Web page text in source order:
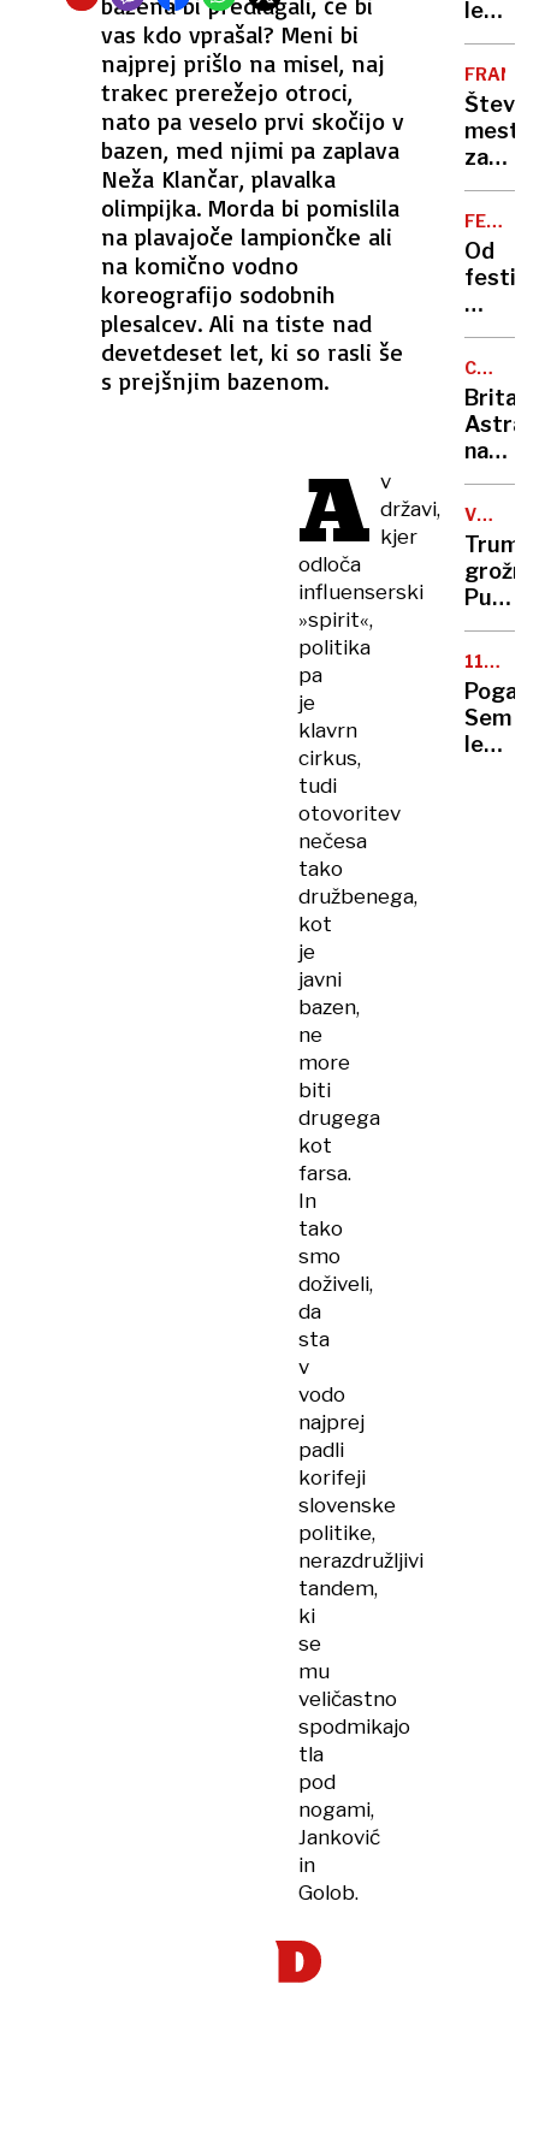
vas kdo vprašal? Meni bi
najprej prišlo na misel, naj
trakec prerežejo otroci,
nato pa veselo prvi skočijo v
bazen, med njimi pa zaplava
Neža Klančar, plavalka
olimpijka. Morda bi pomislila
na plavajoče lampiončke ali
na komično vodno
koreografijo sodobnih
plesalcev. Ali na tiste nad
devetdeset let, ki so rasli še
s prejšnjim bazenom.
A v
državi,
kjer
odloča
influenserski
»spirit«,
politika
pa
je
klavrn
cirkus,
tudi
otovoritev
nečesa
tako
družbenega,
kot
je
javni
bazen,
ne
more
biti
drugega
kot
farsa.
In
tako
smo
doživeli,
da
sta
v
vodo
najprej
padli
korifeji
slovenske
politike,
nerazdružljivi
tandem,
ki
se
mu
veličastno
spodmikajo
tla
pod
nogami,
Janković
in
Golob.
Ozzy
mesta
zaradi
nasilja
uvajajo
uro
za
Od
do
po
Vrbasu
VOJNA
za
50
naložb
v
ZDA
VOJNA
V
Putina
ne
ganejo
112.
DIRKA
PO
Sem
le